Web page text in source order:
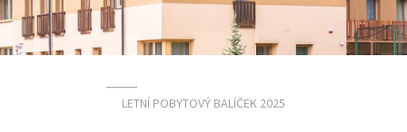
LETNÍ POBYTOVÝ BALÍČEK 2025